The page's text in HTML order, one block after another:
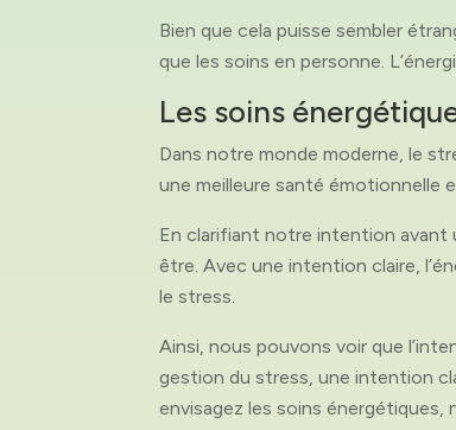
Bien que cela puisse sembler
que les soins en personne.
Les soins
Dans notre monde moderne, le
une meilleure santé émotionnelle
En clarifiant notre intention avant
être. Avec une intention claire,
le stress.
Ainsi, nous pouvons voir que
gestion du stress, une intention
envisagez les soins énergétiques,